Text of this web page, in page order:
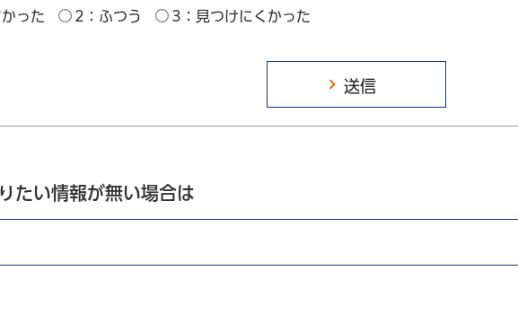
った 2：ふつう 3：見つけにくかった
たい情報が無い場合は